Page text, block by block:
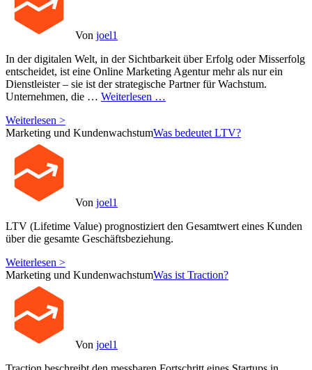
Von joel1
In der digitalen Welt, in der Sichtbarkeit über Erfolg oder Misserfolg
entscheidet, ist eine Online Marketing Agentur mehr als nur ein
Dienstleister – sie ist der strategische Partner für Wachstum.
Unternehmen, die … Weiterlesen …
Weiterlesen >
Marketing und KundenwachstumWas bedeutet LTV?
Von joel1
LTV (Lifetime Value) prognostiziert den Gesamtwert eines Kunden
über die gesamte Geschäftsbeziehung.
Weiterlesen >
Marketing und KundenwachstumWas ist Traction?
Von joel1